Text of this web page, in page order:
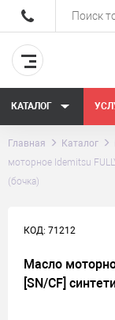
КАТАЛОГ
Главная Каталог
моторное Idemitsu
(бочка)
КОД: 71212
Масло
[SN/CF]